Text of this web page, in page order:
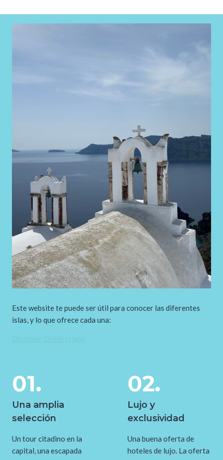
Este website te puede ser útil para conocer las diferentes
islas, y lo que ofrece cada una:
01.
Una amplia
selección
Un tour citadino en la
capital, una escapada
02.
Lujo y
exclusividad
Una buena oferta de
hoteles de lujo. La oferta